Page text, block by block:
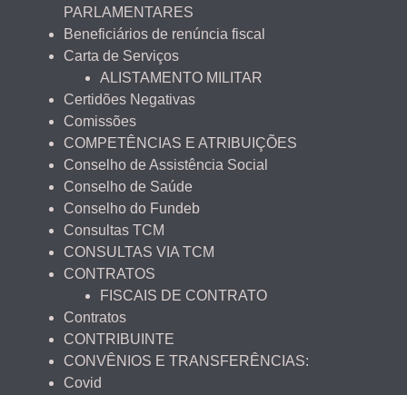
PARLAMENTARES
Beneficiários de renúncia fiscal
Carta de Serviços
ALISTAMENTO MILITAR
Certidões Negativas
Comissões
COMPETÊNCIAS E ATRIBUIÇÕES
Conselho de Assistência Social
Conselho de Saúde
Conselho do Fundeb
Consultas TCM
CONSULTAS VIA TCM
CONTRATOS
FISCAIS DE CONTRATO
Contratos
CONTRIBUINTE
CONVÊNIOS E TRANSFERÊNCIAS:
Covid